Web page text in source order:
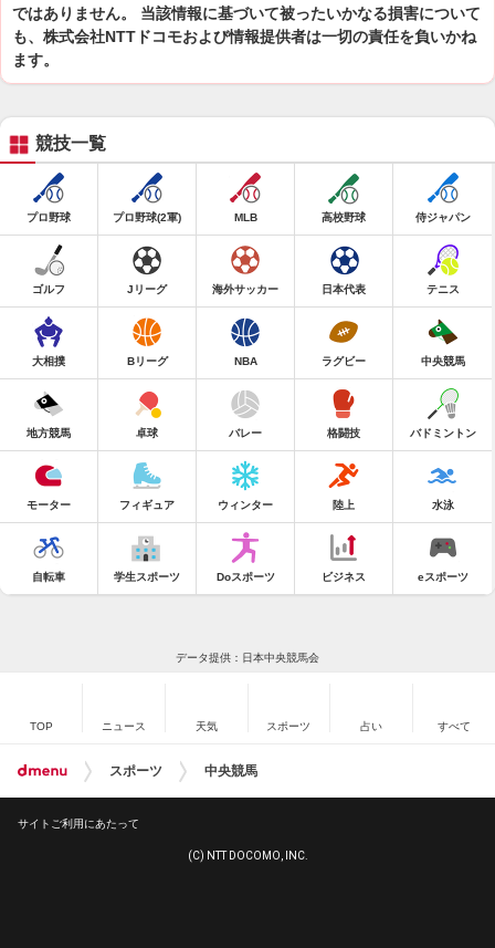
ではありません。 当該情報に基づいて被ったいかなる損害について
も、株式会社NTTドコモおよび情報提供者は一切の責任を負いかね
ます。
競技一覧
プロ野球 プロ野球(2軍) MLB 高校野球 侍ジャパン
ゴルフ Jリーグ 海外サッカー 日本代表 テニス
大相撲 Bリーグ NBA ラグビー 中央競馬
地方競馬 卓球 バレー 格闘技 バドミントン
モーター フィギュア ウィンター 陸上 水泳
自転車 学生スポーツ Doスポーツ ビジネス eスポーツ
データ提供：日本中央競馬会
TOP ニュース 天気 スポーツ 占い すべて
スポーツ 中央競馬
サイトご利用にあたって
(C) NTT DOCOMO, INC.